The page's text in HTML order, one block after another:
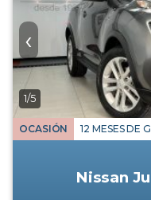
‹
1/5
OCASIÓN 12 MESES DE
Nissan